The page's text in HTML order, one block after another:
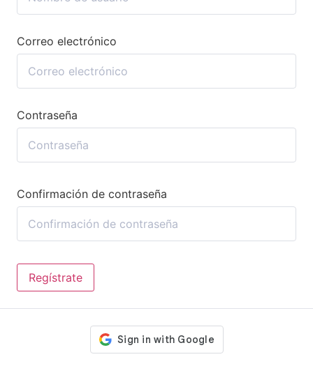
Correo electrónico
Contraseña
Confirmación de contraseña
Regístrate